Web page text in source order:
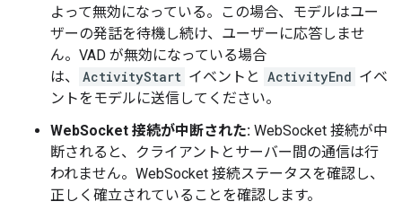
よって無効になっている。この場合、モデルはユー
ザーの発話を待機し続け、ユーザーに応答しませ
ん。VAD が無効になっている場合
は、
ActivityStart イベントと ActivityEnd イベ
ントをモデルに送信してください。
WebSocket 接続が中断された: WebSocket 接続が中
断されると、クライアントとサーバー間の通信は行
われません。WebSocket 接続ステータスを確認し、
正しく確立されていることを確認します。